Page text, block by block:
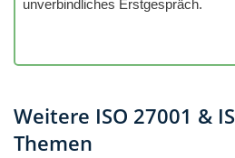
unverbindliches Erstgespräch.
Weitere ISO 27001 &
Themen